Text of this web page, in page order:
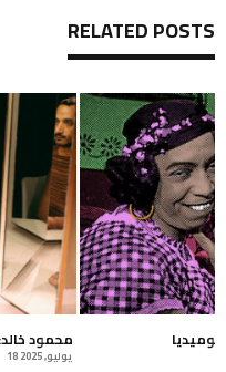
RELATED POSTS
محمود
18 يوليو, 2025